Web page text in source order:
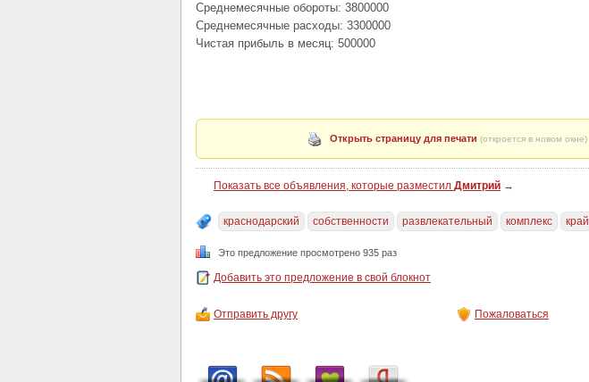
Среднемесячные обороты: 3800000
Среднемесячные расходы: 3300000
Чистая прибыль в месяц: 500000
Открыть страницу для печати (откроется в новом окне)
Показать все объявления, которые разместил Дмитрий →
краснодарский собственности развлекательный комплекс край
Это предложение просмотрено 935 раз
Добавить это предложение в свой блокнот
Отправить другу Пожаловаться